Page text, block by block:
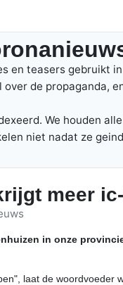
en teasers gebruikt
over de propaganda,
We houden
niet nadat ze
meer
in onze
laat de